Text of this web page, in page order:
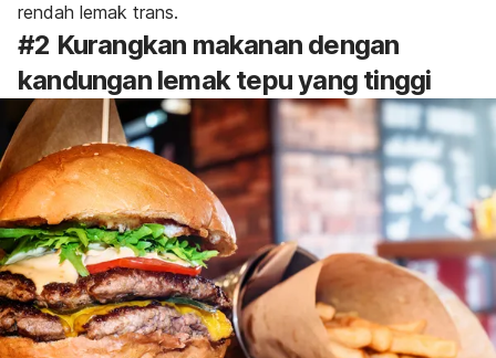
rendah lemak trans.
#2 Kurangkan makanan dengan
kandungan lemak tepu yang tinggi